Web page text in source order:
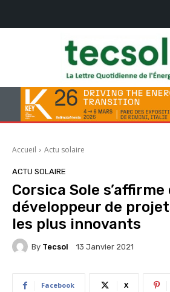
Accueil Actu solaire
ACTU SOLAIRE
Corsica Sole
développeur de
les plus innovants
By Tecsol 13 Janvier 2021
Facebook X